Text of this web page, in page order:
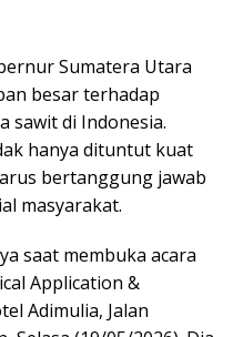
Sumatera Utara
besar terhadap
sawit di Indonesia.
hanya dituntut kuat
bertanggung jawab
masyarakat.
saat membuka acara
Application &
Adimulia, Jalan